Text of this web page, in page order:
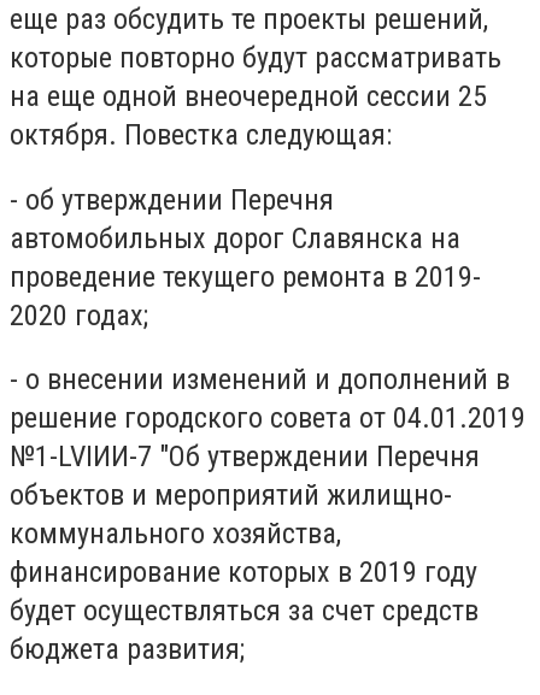
еще раз обсудить те проекты решений,
которые повторно будут рассматривать
на еще одной внеочередной сессии 25
октября. Повестка следующая:
- об утверждении Перечня
автомобильных дорог Славянска на
проведение текущего ремонта в 2019-
2020 годах;
- о внесении изменений и дополнений в
решение городского совета от 04.01.2019
№1-LVIИИ-7 "Об утверждении Перечня
объектов и мероприятий жилищно-
коммунального хозяйства,
финансирование которых в 2019 году
будет осуществляться за счет средств
бюджета развития;